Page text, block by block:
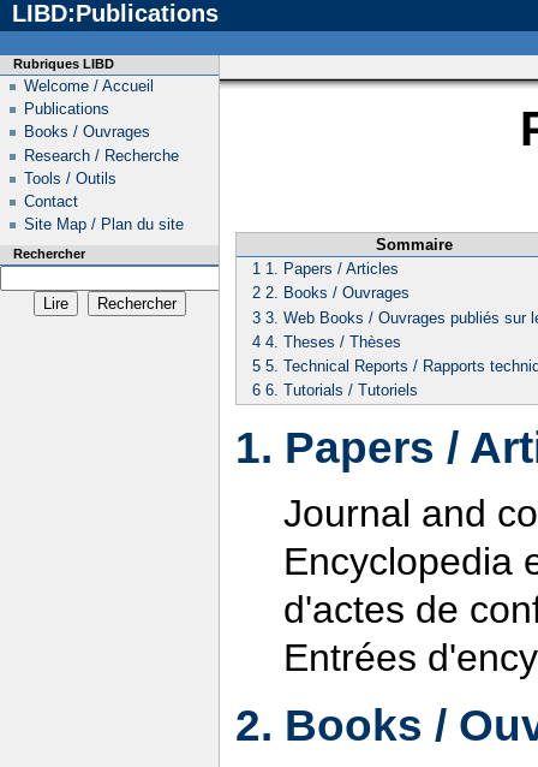
LIBD:Publications
Sommaire
1 1. Papers / Articles
2 2. Books / Ouvrages
3 3. Web Books / Ouvrages publiés sur
4 4. Theses / Thèses
5 5. Technical Reports / Rapports
6 6. Tutorials / Tutoriels
1. Papers /
Journal and
Encyclopedia
d'actes de
Entrées
2. Books /
Rubriques LIBD
Welcome / Accueil
Publications
Books / Ouvrages
Research / Recherche
Tools / Outils
Contact
Site Map / Plan du site
Rechercher